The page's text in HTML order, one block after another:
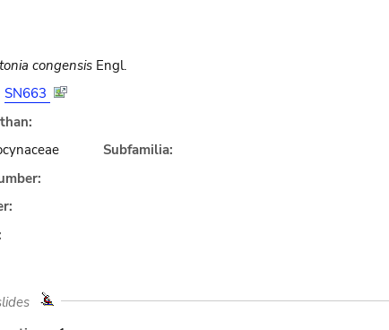
congensisEngl.
SN663
Subfamilia: